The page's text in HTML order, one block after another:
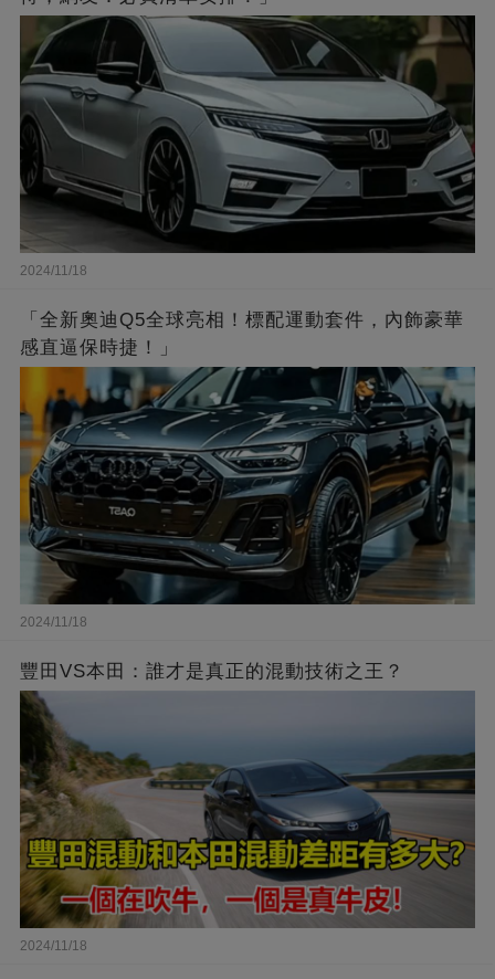
2024/11/18
「全新奧迪Q5全球亮相！標配運動套件，內飾豪華
感直逼保時捷！」
2024/11/18
豐田VS本田：誰才是真正的混動技術之王？
2024/11/18